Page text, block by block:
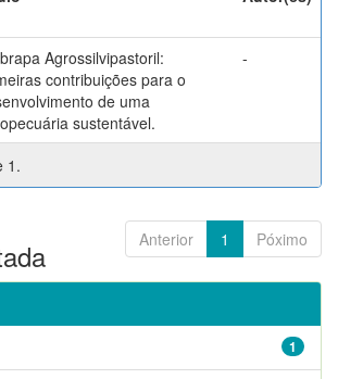
Agrossilvipastoril:
contribuições para o
de uma
sustentável.
-
1.
Anterior 1 Póximo
1